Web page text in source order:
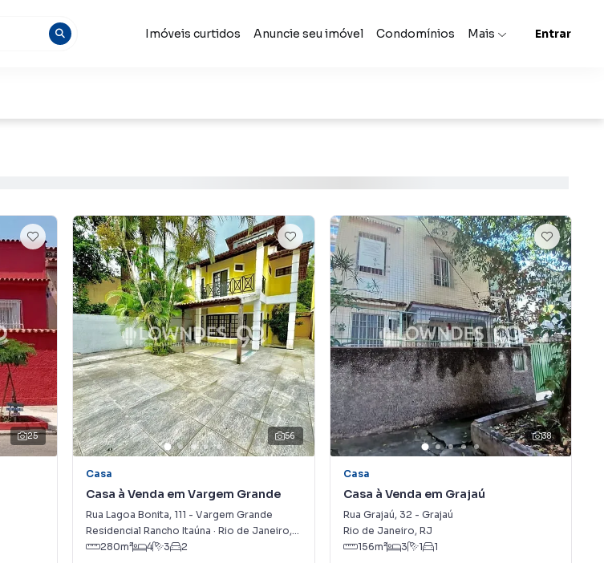
Imóveis curtidos Anuncie seu imóvel Condomínios Mais Entrar
25 56
Casa
Casa à Venda em Vargem Grande
Rua Lagoa Bonita, 111 - Vargem Grande
Residencial Rancho Itaúna · Rio de Janeiro, RJ
280m² 4 3 2
38
Casa
Casa à Venda em Grajaú
Rua Grajaú, 32 - Grajaú
Rio de Janeiro, RJ
156m² 3 1 1